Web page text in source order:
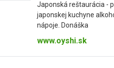
Japonská reštaurácia -
japonskej kuchyne
nápoje. Donáška
www.oyshi.sk